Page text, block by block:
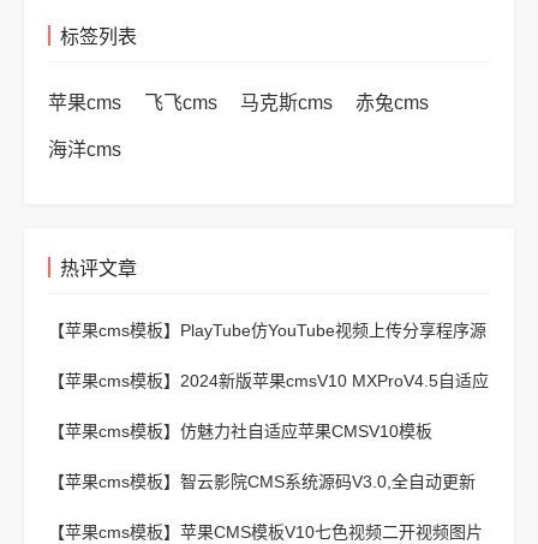
标签列表
苹果cms 飞飞cms 马克斯cms 赤兔cms
海洋cms
热评文章
【苹果cms模板】 PlayTube仿YouTube视频上传分享程序源
【苹果cms模板】 2024新版苹果cmsV10 MXProV4.5自适应
【苹果cms模板】 仿魅力社自适应苹果CMSV10模板
【苹果cms模板】 智云影院CMS系统源码V3.0,全自动更新
【苹果cms模板】 苹果CMS模板V10七色视频二开视频图片